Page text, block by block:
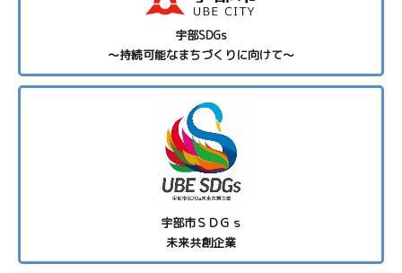
宇部SDGs
～持続可能なまちづくりに向けて～
宇部市ＳＤＧｓ
未来共創企業